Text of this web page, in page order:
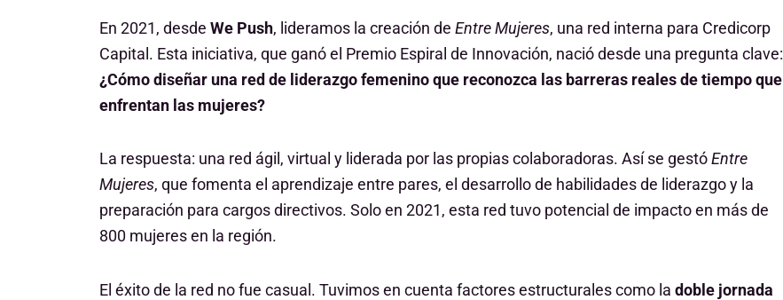
En 2021, desde We Push, lideramos la creación de Entre Mujeres, una red interna para Credicorp
Capital. Esta iniciativa, que ganó el Premio Espiral de Innovación, nació desde una pregunta clave:
¿Cómo diseñar una red de liderazgo femenino que reconozca las barreras reales de tiempo que
enfrentan las mujeres?
La respuesta: una red ágil, virtual y liderada por las propias colaboradoras. Así se gestóEntre
Mujeres, que fomenta el aprendizaje entre pares, el desarrollo de habilidades de liderazgo y la
preparación para cargos directivos. Solo en 2021, esta red tuvo potencial de impacto en más de
800 mujeres en la región.
El éxito de la red no fue casual. Tuvimos en cuenta factores estructurales como la doble jornada